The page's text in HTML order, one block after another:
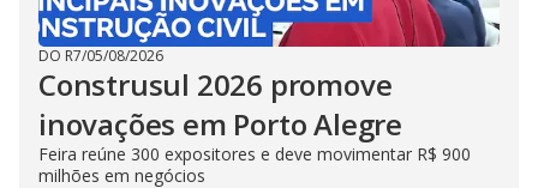
DO R7/05/08/2026
Construsul 2026 promove
inovações em Porto Alegre
Feira reúne 300 expositores e deve movimentar R$ 900
milhões em negócios